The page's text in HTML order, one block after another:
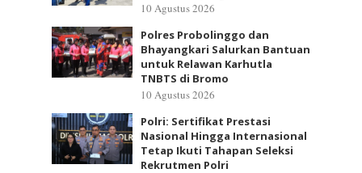
10 Agustus 2026
Polres Probolinggo dan
Bhayangkari Salurkan Bantuan
untuk Relawan Karhutla
TNBTS di Bromo
10 Agustus 2026
Polri: Sertifikat Prestasi
Nasional Hingga Internasional
Tetap Ikuti Tahapan Seleksi
Rekrutmen Polri